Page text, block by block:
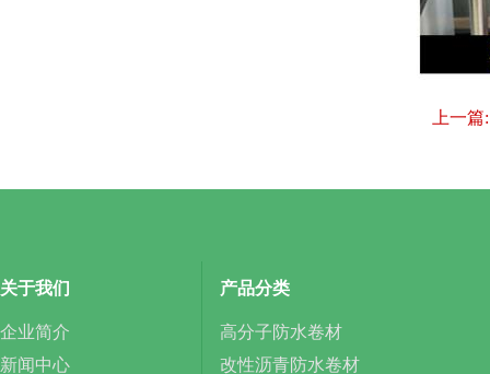
上一
关于我们
企业简介
新闻中心
产品分类
高分子防水卷材
改性沥青防水卷材